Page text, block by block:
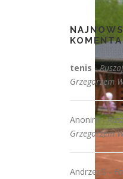
tenis -
Grzegorzem
Anonim-
Grzegorzem
Andrzej S -